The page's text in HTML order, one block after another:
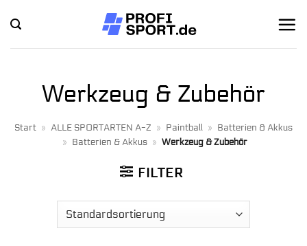
Inhalt
springen
Werkzeug & Zubehör
Start » ALLE SPORTARTEN A-Z » Paintball » Batterien & Akkus
» Batterien & Akkus » Werkzeug & Zubehör
FILTER